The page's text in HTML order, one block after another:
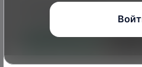
Гнездование